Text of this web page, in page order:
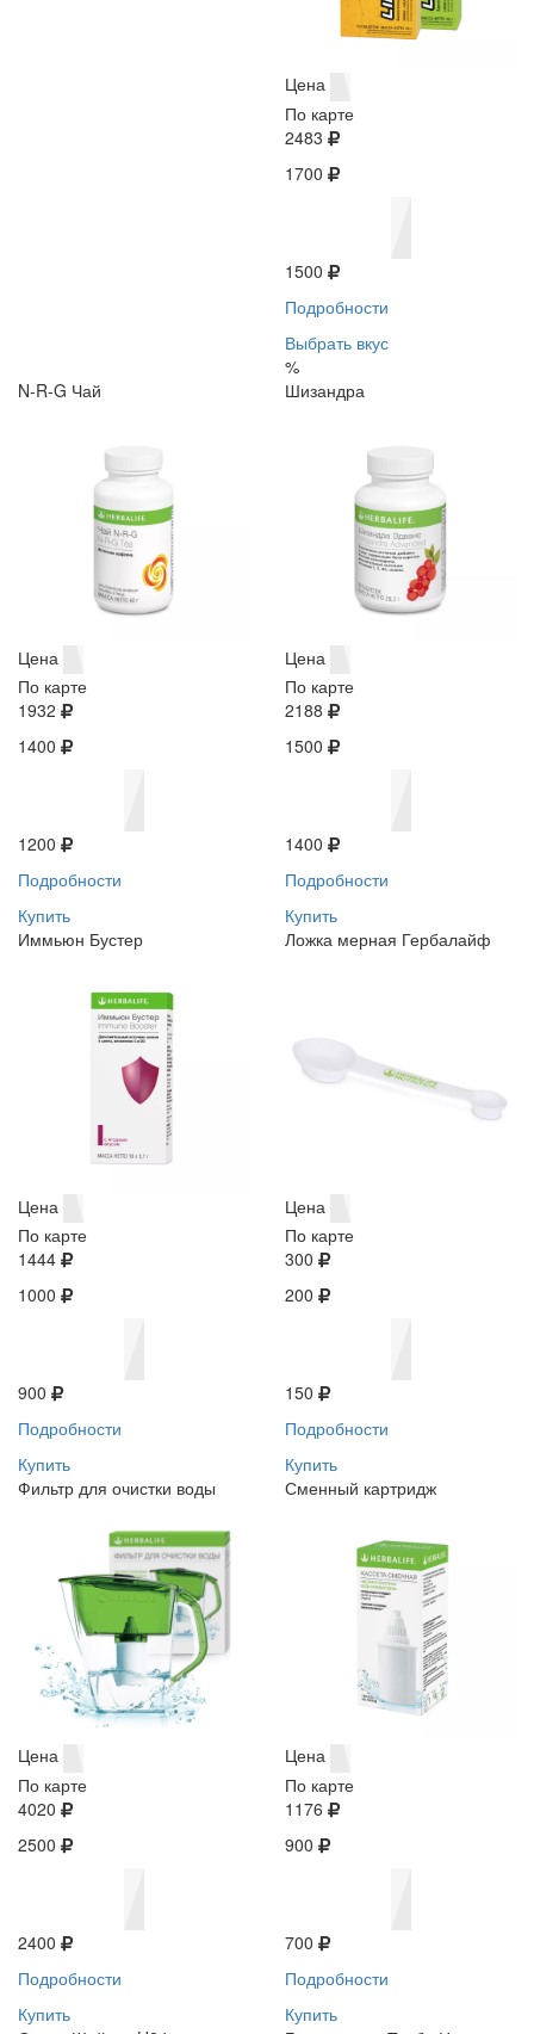
Цена
По карте
2483
1700
1500
Подробности
Выбрать вкус
%
N-R-G Чай
Цена
По карте
1932
1400
1200
Подробности
Купить
Шизандра
Цена
По карте
2188
1500
1400
Подробности
Купить
Иммьюн Бустер
Цена
По карте
1444
1000
900
Подробности
Купить
Ложка мерная Гербалайф
Цена
По карте
300
200
150
Подробности
Купить
Фильтр для очистки воды
Цена
По карте
4020
2500
2400
Подробности
Купить
Сменный картридж
Цена
По карте
1176
900
700
Подробности
Купить